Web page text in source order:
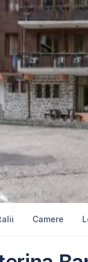
Camere